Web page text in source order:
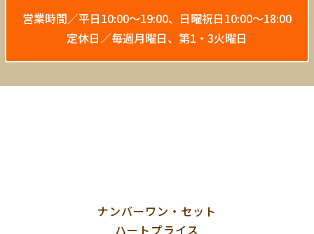
営業時間／平日10:00〜19:00、 日曜祝日10:00〜18:00
定休日／毎週月曜日、第1・3火曜日
ナンバーワン・セット
ハートプライス